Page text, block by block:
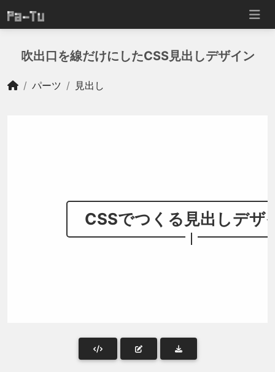
吹出口を線だけにしたCSS見出しデザイン
パーツ 見出し